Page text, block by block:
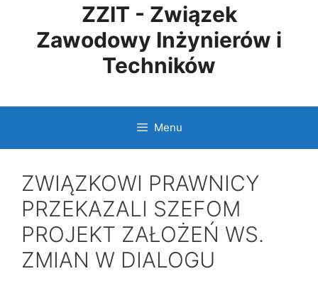
ZZIT - Związek
Zawodowy Inżynierów i
Techników
Menu
ZWIĄZKOWI PRAWNICY
PRZEKAZALI SZEFOM
PROJEKT ZAŁOŻEŃ WS.
ZMIAN W DIALOGU